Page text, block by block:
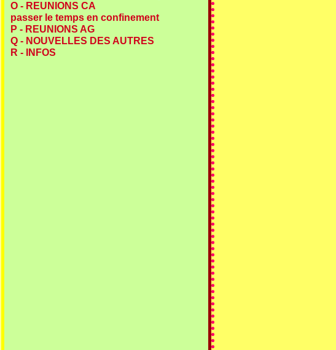
O - REUNIONS CA
passer le temps en confinement
P - REUNIONS AG
Q - NOUVELLES DES AUTRES
R - INFOS